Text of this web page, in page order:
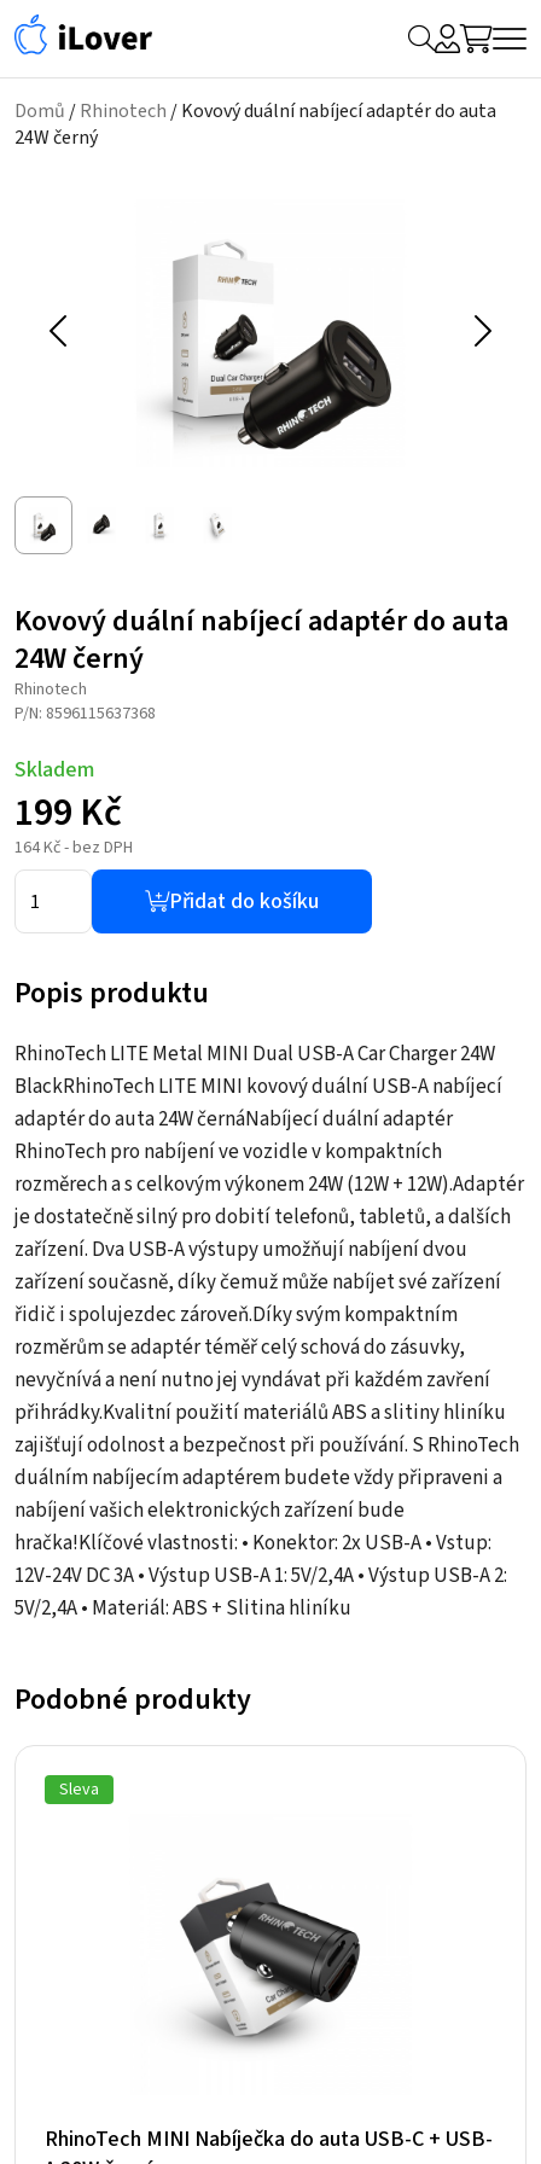
Hledat
My
Account
Domů /Rhinotech / Kovový duální nabíjecí adaptér do auta
24W černý
Kovový duální nabíjecí adaptér do auta
24W černý
Rhinotech
P/N: 8596115637368
Skladem
199 Kč
164Kč- bez DPH
Přidat do košíku
Popis produktu
RhinoTech LITE Metal MINI Dual USB-A Car Charger 24W
BlackRhinoTech LITE MINI kovový duální USB-A nabíjecí
adaptér do auta 24W černáNabíjecí duální adaptér
RhinoTech pro nabíjení ve vozidle v kompaktních
rozměrech a s celkovým výkonem 24W (12W + 12W).Adaptér
je dostatečně silný pro dobití telefonů, tabletů, a dalších
zařízení. Dva USB-A výstupy umožňují nabíjení dvou
zařízení současně, díky čemuž může nabíjet své zařízení
řidič i spolujezdec zároveň.Díky svým kompaktním
rozměrům se adaptér téměř celý schová do zásuvky,
nevyčnívá a není nutno jej vyndávat při každém zavření
přihrádky.Kvalitní použití materiálů ABS a slitiny hliníku
zajišťují odolnost a bezpečnost při používání. S RhinoTech
duálním nabíjecím adaptérem budete vždy připraveni a
nabíjení vašich elektronických zařízení bude
hračka!Klíčové vlastnosti: • Konektor: 2x USB-A • Vstup:
12V-24V DC 3A • Výstup USB-A 1: 5V/2,4A • Výstup USB-A 2:
5V/2,4A • Materiál: ABS + Slitina hliníku
Podobné produkty
Sleva
RhinoTech MINI Nabíječka do auta USB-C + USB-